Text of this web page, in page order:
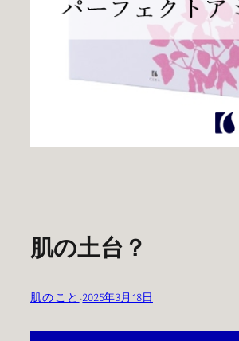
肌の土台？
肌のこと ·2025年3月18日